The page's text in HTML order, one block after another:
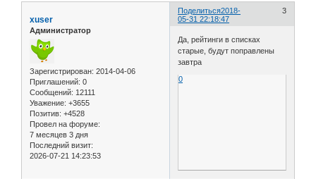
Поделиться 3
2018-
05-31 22:18:47
xuser
Администратор
Зарегистрирован: 2014-04-06
Приглашений: 0
Сообщений: 12111
Уважение: +3655
Позитив: +4528
Провел на форуме:
7 месяцев 3 дня
Последний визит:
2026-07-21 14:23:53
Да, рейтинги в списках
старые, будут поправлены
завтра
0